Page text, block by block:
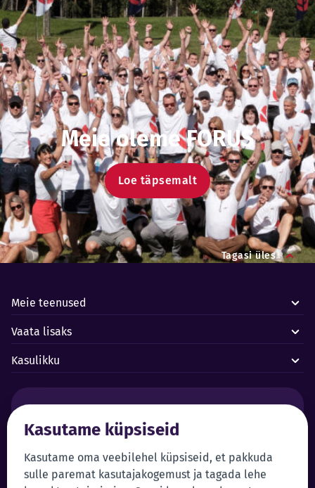
Kasutame küpsiseid
Kasutame oma veebilehel küpsiseid, et pakkuda
sulle paremat kasutajakogemust ja tagada lehe
Meie oleme FORUS
Loe täpsemalt
Tagasi üles
Meie teenused
Vaata lisaks
Kasulikku
Forus juhtimiskeskus 24/7+372 619 1899
Klienditeenindus:
+372 619 1999
Iseteenindus
Sisene iseteenindusse